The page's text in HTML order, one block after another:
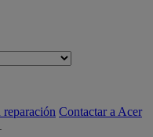
reparación Contactar a Acer